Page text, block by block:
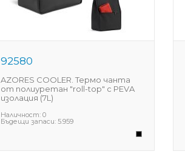
92580
AZORES COOLER. Термо чанта
от полиуретан "roll-top" с PEVA
изолация (7L)
Наличност: 0
Бъдещи запаси: 5.959